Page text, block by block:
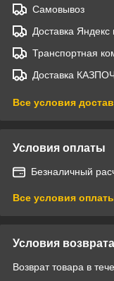
Самовывоз
Доставка
Транспортная
Доставка
Все условия
Условия оплаты
Безналичный
Все условия
Условия возврата
Возврат товара в